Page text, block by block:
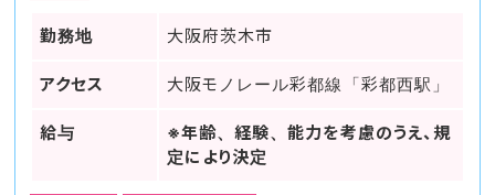
勤務地 大阪府茨木市
アクセス 大阪モノレール彩都線「彩都西駅」
給与
※年齢、経験、能力を考慮のうえ、規
定により決定